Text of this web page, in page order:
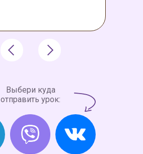
Выбери куда
отправить урок: